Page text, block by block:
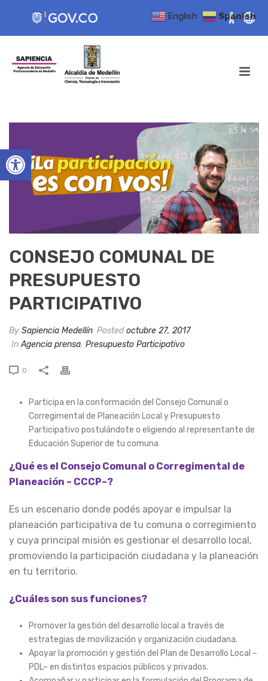
Open toolbar
CONSEJO COMUNAL DE
PRESUPUESTO
PARTICIPATIVO
By Sapiencia Medellín Postedoctubre 27, 2017
InAgencia prensa, Presupuesto Participativo
0
Participa en la conformación del Consejo Comunal o
Corregimental de Planeación Local y Presupuesto
Participativo postulándote o eligiendo al representante de
Educación Superior de tu comuna
¿Qué es el Consejo Comunal o Corregimental de
Planeación – CCCP–?
Es un escenario donde podés apoyar e impulsar la
planeación participativa de tu comuna o corregimiento
y cuya principal misión es gestionar el desarrollo local,
promoviendo la participación ciudadana y la planeación
en tu territorio.
¿Cuáles son sus funciones?
Promover la gestión del desarrollo local a través de
estrategias de movilización y organización ciudadana.
Apoyar la promoción y gestión del Plan de Desarrollo Local –
PDL– en distintos espacios públicos y privados.
English Spanish